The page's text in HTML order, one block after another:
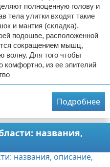
полноценную голову и
тела улитки входят такие
и мантия (складка).
подошве, расположенной
сокращением мышц,
волну. Для того чтобы
комфортно, из ее эпителий
Подробнее
названия,